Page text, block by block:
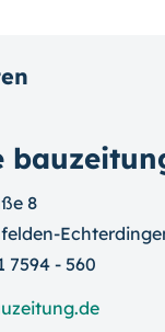
8
7594 - 560